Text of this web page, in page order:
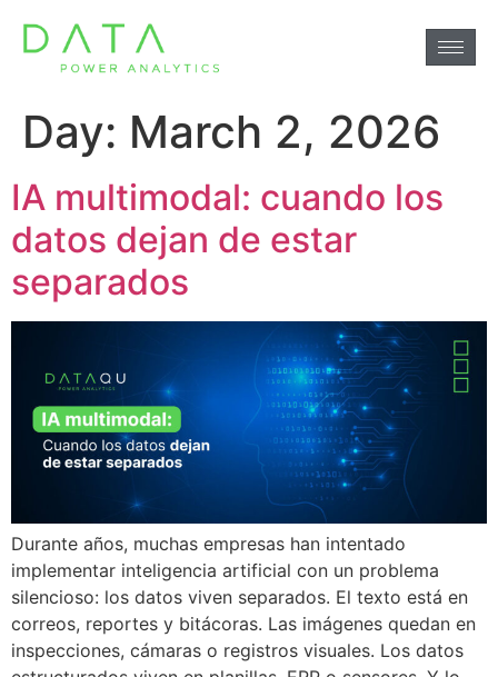
Day: March 2, 2026
IA multimodal: cuando los
datos dejan de estar
separados
Durante años, muchas empresas han intentado
implementar inteligencia artificial con un problema
silencioso: los datos viven separados. El texto está en
correos, reportes y bitácoras. Las imágenes quedan en
inspecciones, cámaras o registros visuales. Los datos